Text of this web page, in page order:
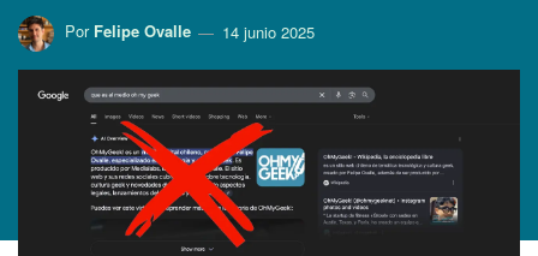
Por Felipe Ovalle 14 junio 2025